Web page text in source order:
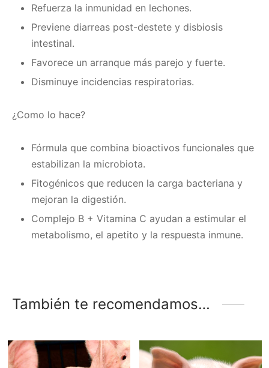
Refuerza la inmunidad en lechones.
Previene diarreas post-destete y disbiosis
intestinal.
Favorece un arranque más parejo y fuerte.
Disminuye incidencias respiratorias.
¿Como lo hace?
Fórmula que combina bioactivos funcionales que
estabilizan la microbiota.
Fitogénicos que reducen la carga bacteriana y
mejoran la digestión.
Complejo B + Vitamina C ayudan a estimular el
metabolismo, el apetito y la respuesta inmune.
También te recomendamos…